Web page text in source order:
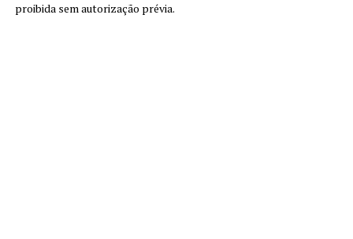
proibida sem autorização prévia.